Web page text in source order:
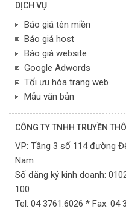
DỊCH VỤ
Báo giá tên miền
Báo giá host
Báo giá website
Google Adwords
Tối ưu hóa trang web
Mẫu văn bản
CÔNG TY TNHH TRUYỀN
VP: Tầng 3 số 114 đường
Nam
Số đăng ký kinh doanh:
100
Tel: 04 3761.6026 * Fax: 04